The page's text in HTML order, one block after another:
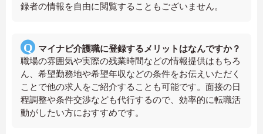
録者の情報を自由に閲覧することもございません。
マイナビ介護職に登録するメリットはなんですか？
職場の雰囲気や実際の残業時間などの情報提供はもちろ
ん、希望勤務地や希望年収などの条件をお伝えいただく
ことで他の求人をご紹介することも可能です。面接の日
程調整や条件交渉なども代行するので、効率的に転職活
動がしたい方におすすめです。